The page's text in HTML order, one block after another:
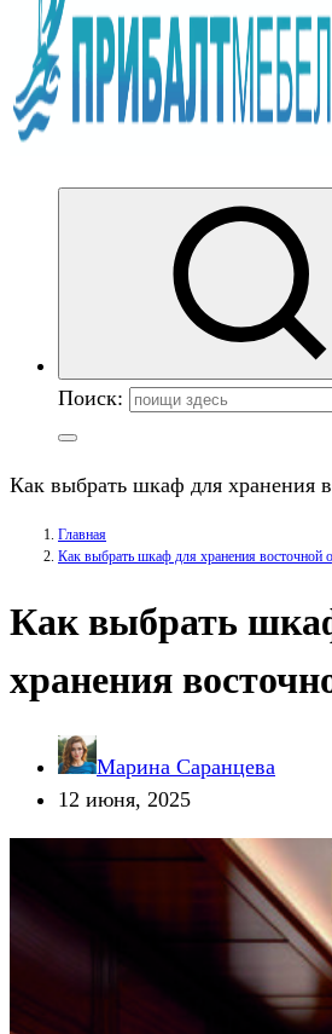
Поиск:
Как выбрать шкаф для хранения
Главная
Как выбрать шкаф для хранения восточной
Как выбрать
хранения
Марина Саранцева
12 июня, 2025